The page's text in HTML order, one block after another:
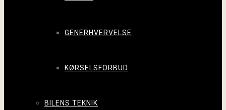
GENERHVERVELSE
KØRSELSFORBUD
BILENS TEKNIK